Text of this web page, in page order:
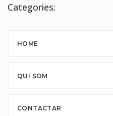
Categories:
HOME
QUI SOM
CONTACTAR